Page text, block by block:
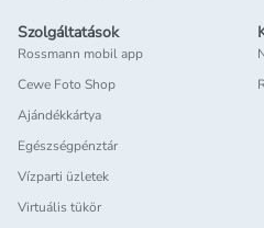
Szolgáltatások
Rossmann mobil app
Cewe Foto Shop
Ajándékkártya
Egészségpénztár
Vízparti üzletek
Virtuális tükör